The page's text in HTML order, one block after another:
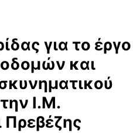
για το έργο
και
Ι.Μ.